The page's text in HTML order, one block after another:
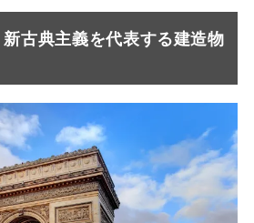
古典主義を代表する建造物